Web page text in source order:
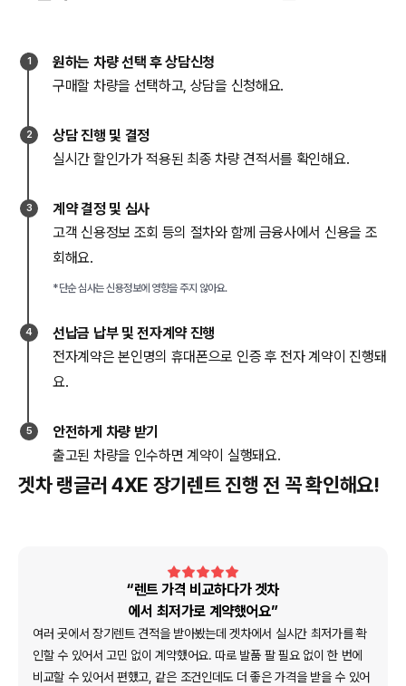
1
원하는 차량 선택 후 상담신청
구매할 차량을 선택하고, 상담을 신청해요.
2
상담 진행 및 결정
실시간 할인가가 적용된 최종 차량 견적서를 확인해요.
3
계약 결정 및 심사
고객 신용정보 조회 등의 절차와 함께 금융사에서 신용을 조
회해요.
*단순 심사는 신용정보에 영향을 주지 않아요.
4
선납금 납부 및 전자계약 진행
전자계약은 본인명의 휴대폰으로 인증 후 전자 계약이 진행돼
요.
5
안전하게 차량 받기
출고된 차량을 인수하면 계약이 실행돼요.
겟차 랭글러 4XE 장기렌트 진행 전 꼭 확인해요!
“렌트 가격 비교하다가 겟차
에서 최저가로 계약했어요”
여러 곳에서 장기렌트 견적을 받아봤는데 겟차에서 실시간 최저가를 확
인할 수 있어서 고민 없이 계약했어요. 따로 발품 팔 필요 없이 한 번에
비교할 수 있어서 편했고, 같은 조건인데도 더 좋은 가격을 받을 수 있어